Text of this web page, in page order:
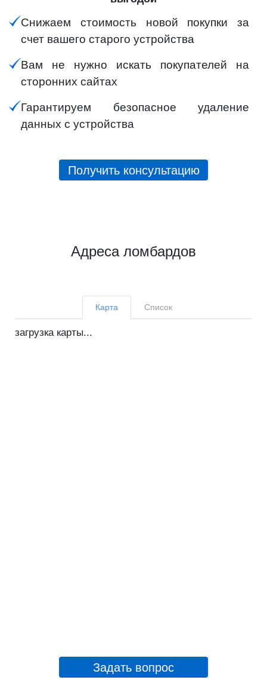
Снижаем стоимость новой покупки за
счет вашего старого устройства
Вам не нужно искать покупателей на
сторонних сайтах
Гарантируем безопасное удаление
данных с устройства
Получить консультацию
Адреса ломбардов
Карта Список
загрузка карты...
Задать вопрос